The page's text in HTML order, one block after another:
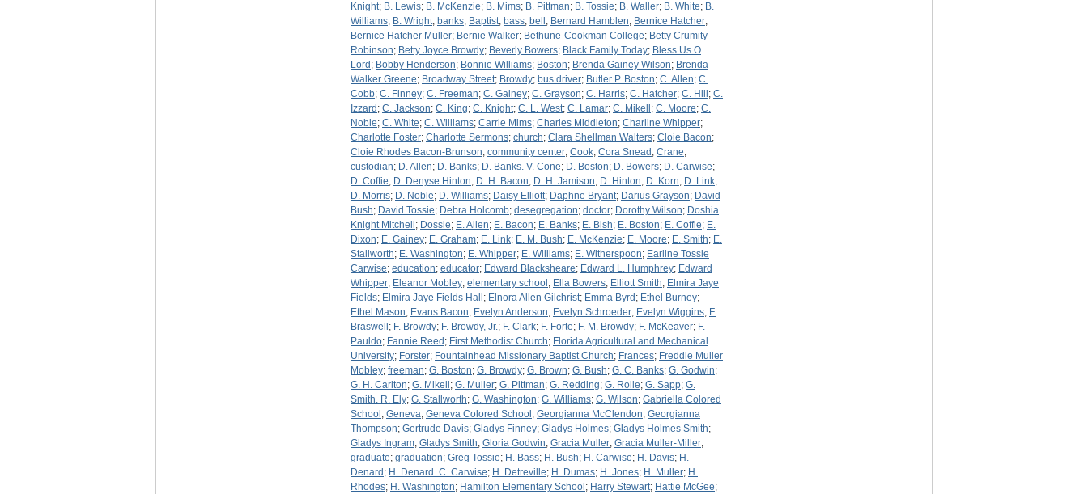
Knight; B. Lewis; B. McKenzie; B. Mims; B. Pittman; B. Tossie; B. Waller; B. White; B.
Williams; B. Wright; banks; Baptist; bass; bell ; Bernard Hamblen; Bernice Hatcher;
Bernice Hatcher Muller; Bernie Walker; Bethune-Cookman College; Betty Crumity
Robinson; Betty Joyce Browdy; Beverly Bowers; Black Family Today; Bless Us O
Lord ; Bobby Henderson; Bonnie Williams; Boston; Brenda Gainey Wilson; Brenda
Walker Greene; Broadway Street; Browdy; bus driver; Butler P. Boston; C. Allen; C.
Cobb; C. Finney; C. Freeman; C. Gainey; C. Grayson; C. Harris; C. Hatcher; C. Hill ; C.
Izzard ; C. Jackson; C. King; C. Knight; C. L. West; C. Lamar; C. Mikell ; C. Moore; C.
Noble; C. White; C. Williams; Carrie Mims; Charles Middleton; Charline Whipper;
Charlotte Foster; Charlotte Sermons; church; Clara Shellman Walters; Cloie Bacon;
Cloie Rhodes Bacon-Brunson; community center; Cook; Cora Snead ; Crane;
custodian; D. Allen; D. Banks; D. Banks. V. Cone; D. Boston; D. Bowers; D. Carwise;
D. Coffie; D. Denyse Hinton; D. H. Bacon; D. H. Jamison; D. Hinton; D. Korn; D. Link;
D. Morris; D. Noble; D. Williams; Daisy Elliott; Daphne Bryant; Darius Grayson; David
Bush; David Tossie; Debra Holcomb; desegregation; doctor; Dorothy Wilson; Doshia
Knight Mitchell ; Dossie; E. Allen; E. Bacon; E. Banks; E. Bish; E. Boston; E. Coffie; E.
Dixon; E. Gainey; E. Graham; E. Link; E. M. Bush; E. McKenzie; E. Moore; E. Smith; E.
Stallworth; E. Washington; E. Whipper; E. Williams; E. Witherspoon; Earline Tossie
Carwise; education; educator; Edward Blacksheare; Edward L. Humphrey; Edward
Whipper; Eleanor Mobley; elementary school ; Ella Bowers; Elliott Smith; Elmira Jaye
Fields; Elmira Jaye Fields Hall ; Elnora Allen Gilchrist; Emma Byrd ; Ethel Burney;
Ethel Mason; Evans Bacon; Evelyn Anderson; Evelyn Schroeder; Evelyn Wiggins; F.
Braswell ; F. Browdy; F. Browdy, Jr.; F. Clark; F. Forte; F. M. Browdy; F. McKeaver; F.
Pauldo; Fannie Reed ; First Methodist Church; Florida Agricultural and Mechanical
University; Forster; Fountainhead Missionary Baptist Church; Frances; Freddie Muller
Mobley; freeman; G. Boston; G. Browdy; G. Brown; G. Bush; G. C. Banks; G. Godwin;
G. H. Carlton; G. Mikell ; G. Muller; G. Pittman; G. Redding; G. Rolle; G. Sapp; G.
Smith. R. Ely; G. Stallworth; G. Washington; G. Williams; G. Wilson; Gabriella Colored
School ; Geneva; Geneva Colored School ; Georgianna McClendon; Georgianna
Thompson; Gertrude Davis; Gladys Finney; Gladys Holmes; Gladys Holmes Smith;
Gladys Ingram; Gladys Smith; Gloria Godwin; Gracia Muller; Gracia Muller-Miller;
graduate; graduation; Greg Tossie; H. Bass; H. Bush; H. Carwise; H. Davis; H.
Denard ; H. Denard. C. Carwise; H. Detreville; H. Dumas; H. Jones; H. Muller; H.
Rhodes; H. Washington; Hamilton Elementary School ; Harry Stewart; Hattie McGee;